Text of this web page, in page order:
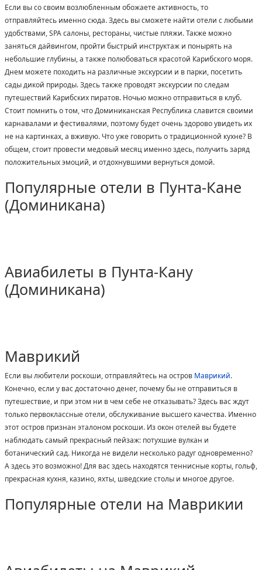
Если вы со своим возлюбленным обожаете активность, то
отправляйтесь именно сюда. Здесь вы сможете найти отели с любыми
удобствами, SPA салоны, рестораны, чистые пляжи. Также можно
заняться дайвингом, пройти быстрый инструктаж и понырять на
небольшие глубины, а также полюбоваться красотой Карибского моря.
Днем можете походить на различные экскурсии и в парки, посетить
сады дикой природы. Здесь также проводят экскурсии по следам
путешествий Карибских пиратов. Ночью можно отправиться в клуб.
Стоит помнить о том, что Доминиканская Республика славится своими
карнавалами и фестивалями, поэтому будет очень здорово увидеть их
не на картинках, а вживую. Что уже говорить о традиционной кухне? В
общем, стоит провести медовый месяц именно здесь, получить заряд
положительных эмоций, и отдохнувшими вернуться домой.
Популярные отели в Пунта-Кане
(Доминикана)
Авиабилеты в Пунта-Кану
(Доминикана)
Маврикий
Если вы любители роскоши, отправляйтесь на остров Маврикий.
Конечно, если у вас достаточно денег, почему бы не отправиться в
путешествие, и при этом ни в чем себе не отказывать? Здесь вас ждут
только первоклассные отели, обслуживание высшего качества. Именно
этот остров признан эталоном роскоши. Из окон отелей вы будете
наблюдать самый прекрасный пейзаж: потухшие вулкан и
ботанический сад. Никогда не видели несколько радуг одновременно?
А здесь это возможно! Для вас здесь находятся теннисные корты, гольф,
прекрасная кухня, казино, яхты, шведские столы и многое другое.
Популярные отели на Маврикии